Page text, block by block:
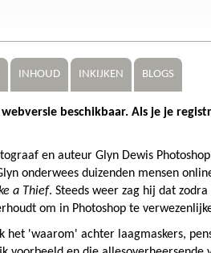
INHOUD INKIJKEN BLOGS
beschikbaar. Als je je
en auteur Glyn Dewis
onderwees duizenden mensen
a Thief. Steeds weer zag hij dat
om in Photoshop te
'waarom' achter laagmaskers,